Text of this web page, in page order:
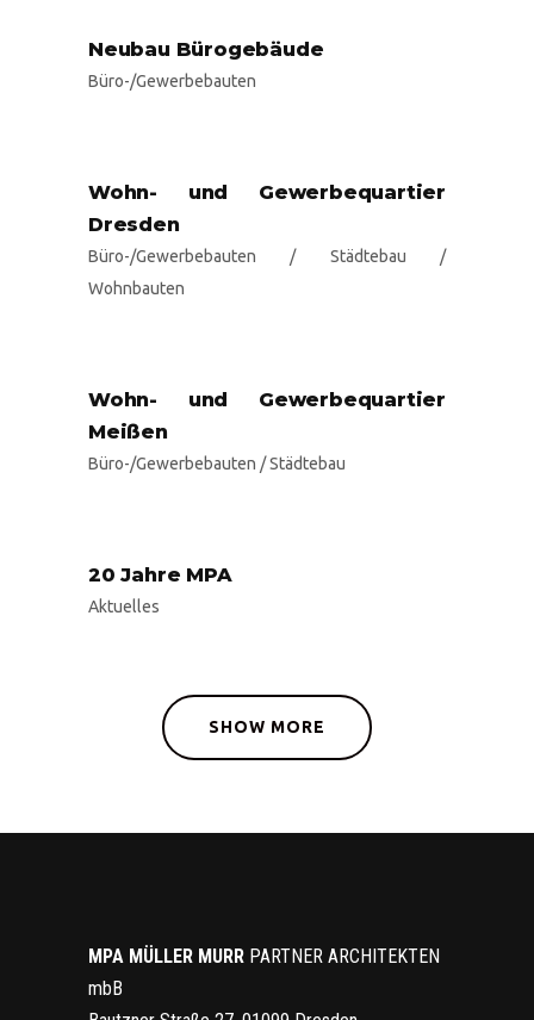
Neubau Bürogebäude
Büro-/Gewerbebauten
Wohn- und Gewerbequartier
Dresden
Büro-/Gewerbebauten / Städtebau /
Wohnbauten
Wohn- und Gewerbequartier
Meißen
Büro-/Gewerbebauten /Städtebau
20 Jahre MPA
Aktuelles
SHOW MORE
MPA MÜLLER MURR PARTNER ARCHITEKTEN
mbB